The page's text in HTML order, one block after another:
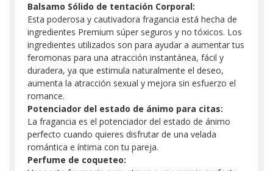
Balsamo Sólido de tentación Corporal:
Esta poderosa y cautivadora fragancia está hecha de
ingredientes Premium súper seguros y no tóxicos. Los
ingredientes utilizados son para ayudar a aumentar tus
feromonas para una atracción instantánea, fácil y
duradera, ya que estimula naturalmente el deseo,
aumenta la atracción sexual y mejora sin esfuerzo el
romance.
Potenciador del estado de ánimo para citas:
La fragancia es el potenciador del estado de ánimo
perfecto cuando quieres disfrutar de una velada
romántica e íntima con tu pareja.
Perfume de coqueteo: